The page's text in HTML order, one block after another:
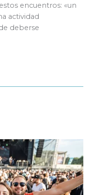
encuentros: «un
actividad
deberse